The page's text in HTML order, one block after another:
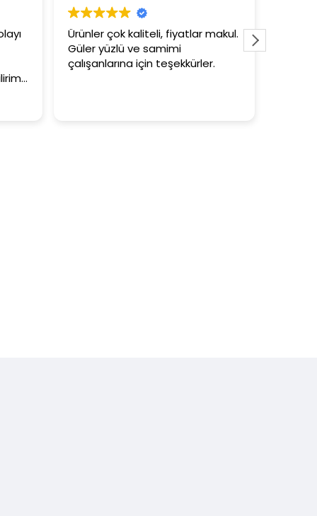
kaliteli, fiyatlar makul.
samimi
için teşekkürler.
3+1 evin kagidini kapataslak ne
tutar